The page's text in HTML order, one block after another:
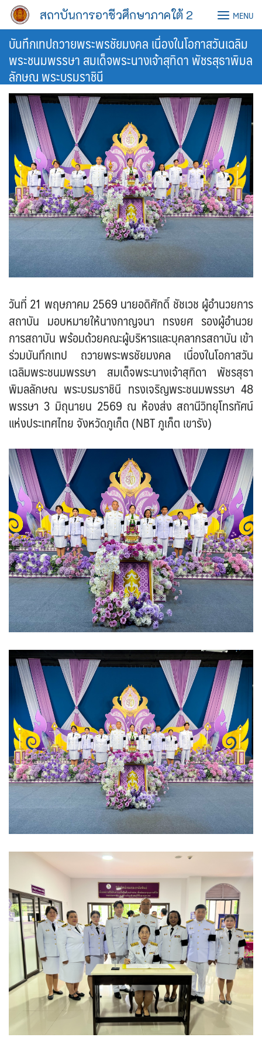
Skip
content
สถาบันการอาชีวศึกษาภาคใต้ 2 MENU
บันทึกเทปถวายพระพรชัยมงคล เนื่องในโอกาสวันเฉลิม
พระชนมพรรษา สมเด็จพระนางเจ้าสุทิดา พัชรสุธาพิมล
ลักษณ พระบรมราชินี
วันที่ 21 พฤษภาคม 2569 นายอดิศักดิ์ ชัชเวช ผู้อำนวยการ
สถาบัน มอบหมายให้นางกาญจนา ทรงยศ รองผู้อำนวย
การสถาบัน พร้อมด้วยคณะผู้บริหารและบุคลากรสถาบัน เข้า
ร่วมบันทึกเทป ถวายพระพรชัยมงคล เนื่องในโอกาสวัน
เฉลิมพระชนมพรรษา สมเด็จพระนางเจ้าสุทิดา พัชรสุธา
พิมลลักษณ พระบรมราชินี ทรงเจริญพระชนมพรรษา 48
พรรษา 3 มิถุนายน 2569 ณ ห้องส่ง สถานีวิทยุโทรทัศน์
แห่งประเทศไทย จังหวัดภูเก็ต (NBT ภูเก็ต เขารัง)